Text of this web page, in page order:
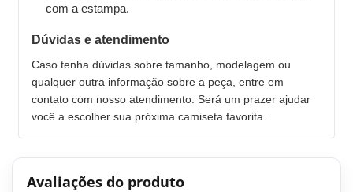
com a estampa.
Dúvidas e atendimento
Caso tenha dúvidas sobre tamanho, modelagem ou
qualquer outra informação sobre a peça, entre em
contato com nosso atendimento. Será um prazer ajudar
você a escolher sua próxima camiseta favorita.
Avaliações do produto